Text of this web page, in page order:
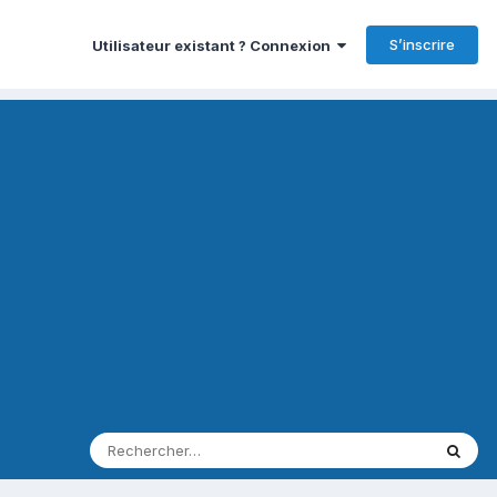
Utilisateur existant ? Connexion S’inscrire